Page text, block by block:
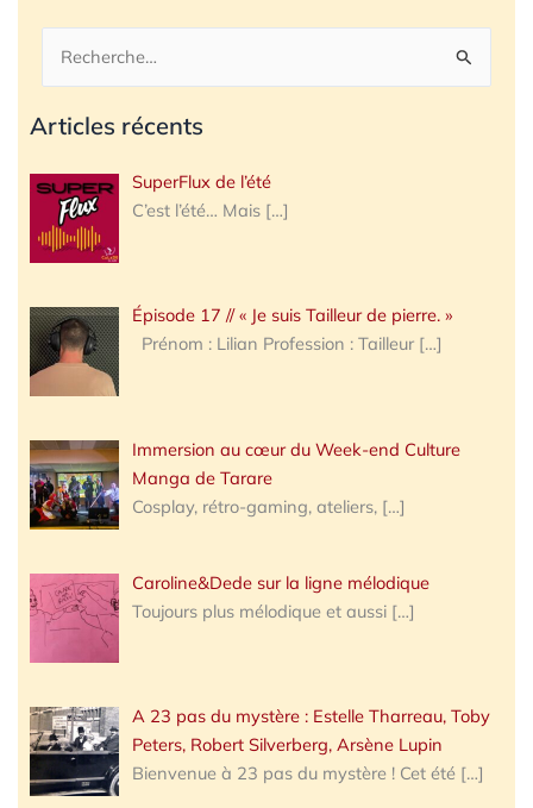
Rechercher :
Articles récents
SuperFlux de l’été
C’est l’été… Mais […]
Épisode 17 // « Je suis Tailleur de pierre. »
Prénom : Lilian Profession : Tailleur […]
Immersion au cœur du Week-end Culture
Manga de Tarare
Cosplay, rétro-gaming, ateliers, […]
Caroline&Dede sur la ligne mélodique
Toujours plus mélodique et aussi […]
A 23 pas du mystère : Estelle Tharreau, Toby
Peters, Robert Silverberg, Arsène Lupin
Bienvenue à 23 pas du mystère ! Cet été […]